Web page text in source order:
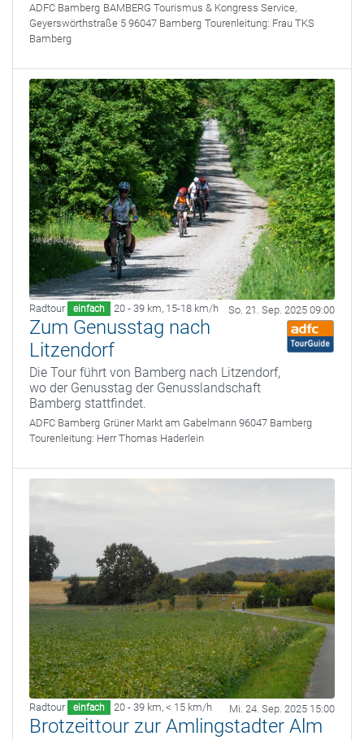
ADFC Bamberg BAMBERG Tourismus & Kongress Service,
Geyerswörthstraße 5 96047 Bamberg Tourenleitung: Frau TKS
Bamberg
Radtour einfach 20 - 39 km, 15-18 km/h So. 21. Sep. 2025 09:00
Zum Genusstag nach
Litzendorf
Die Tour führt von Bamberg nach Litzendorf,
wo der Genusstag der Genusslandschaft
Bamberg stattfindet.
ADFC Bamberg Grüner Markt am Gabelmann 96047 Bamberg
Tourenleitung: Herr Thomas Haderlein
Radtour einfach 20 - 39 km, < 15 km/h Mi. 24. Sep. 2025 15:00
Brotzeittour zur Amlingstadter Alm